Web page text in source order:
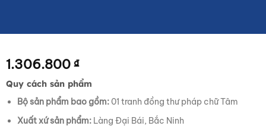
1.306.800 ₫
Quy cách sản phẩm
Bộ sản phẩm bao gồm:01 tranh đồng thư pháp chữ Tâm
Xuất xứ sản phẩm:Làng Đại Bái, Bắc Ninh